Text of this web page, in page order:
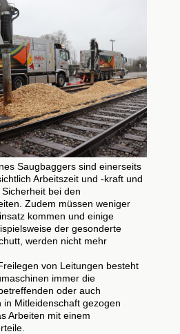
Saugbaggers sind einerseits
Arbeitszeit und -kraft und
bei den
Zudem müssen weniger
kommen und einige
der gesonderte
werden nicht mehr
von Leitungen besteht
immer die
oder auch
Mitleidenschaft gezogen
Arbeiten mit einem